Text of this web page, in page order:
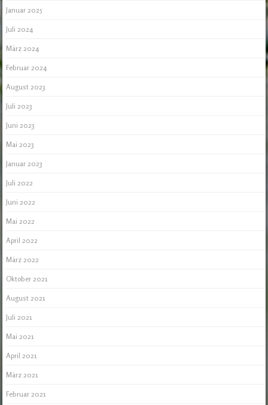
Januar 2025
Juli 2024
März 2024
Februar 2024
August 2023
Juli 2023
Juni 2023
Mai 2023
Januar 2023
Juli 2022
Juni 2022
Mai 2022
April 2022
März 2022
Oktober 2021
August 2021
Juli 2021
Mai 2021
April 2021
März 2021
Februar 2021